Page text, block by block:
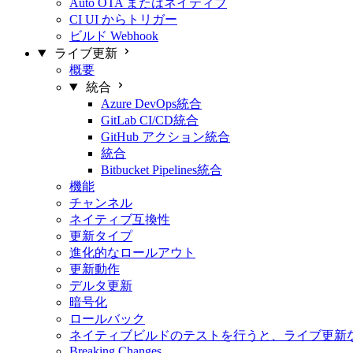
Auto OTA またはネイティブ
CI UI からトリガー
ビルド Webhook
ライブ更新
概要
統合
Azure DevOps統合
GitLab CI/CD統合
GitHub アクション統合
統合
Bitbucket Pipelines統合
機能
チャンネル
ネイティブ互換性
更新タイプ
進化的なロールアウト
更新動作
デルタ更新
暗号化
ロールバック
ネイティブビルドのテストを行うと、ライブ更新